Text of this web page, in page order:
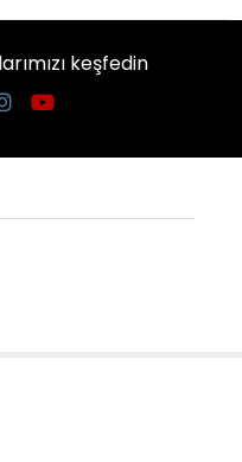
keşfedin